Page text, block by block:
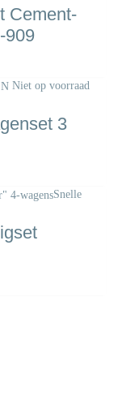
Cement-
909
Niet op voorraad
3
Snelle